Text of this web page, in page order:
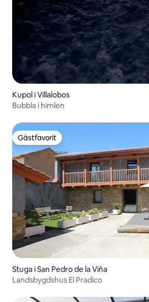
Kupol i Villalobos
Bubbla i himlen
Gästfavorit
Gästfavorit
Stuga i San Pedro de la Viña
Landsbygdshus El Pradico